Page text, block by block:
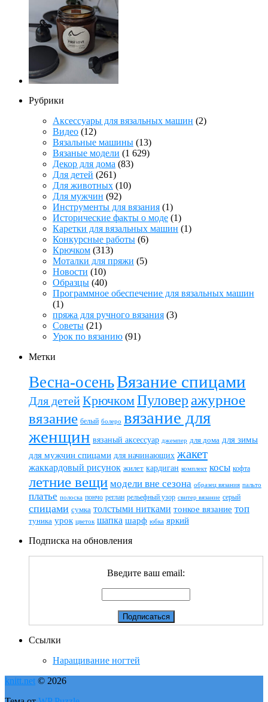
Рубрики
Аксессуары для вязальных машин (2)
Видео (12)
Вязальные машины (13)
Вязаные модели (1 629)
Декор для дома (83)
Для детей (261)
Для животных (10)
Для мужчин (92)
Инструменты для вязания (1)
Исторические факты о моде (1)
Каретки для вязальных машин (1)
Конкурсные работы (6)
Крючком (313)
Моталки для пряжи (5)
Новости (10)
Образцы (40)
Программное обеспечение для вязальных машин
(1)
пряжа для ручного вязания (3)
Советы (21)
Урок по вязанию (91)
Метки
Весна-осеньВязание спицами
Для детейКрючкомПуловер ажурное
вязание белый болеро вязание для
женщин вязаный аксессуар джемпер для дома для зимы
для мужчин спицами для начинающих жакет
жаккардовый рисунок жилет кардиган комплект косы кофта
летние вещи модели вне сезона образец вязания пальто
платье полоска пончо реглан рельефный узор свитер вязание серый
спицами сумка толстыми нитками тонкое вязание топ
туника урок цветок шапка шарф юбка яркий
Подписка на обновления
Введите ваш email:
Ссылки
Наращивание ногтей
knitt.net © 2026